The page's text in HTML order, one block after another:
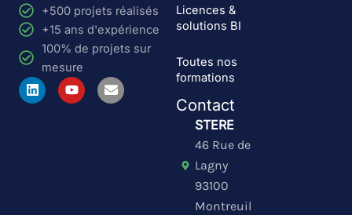
+500 projets réalisés
+15 ans d'expérience
100% de projets sur
mesure
L
i
n
Y
o
u
E
n
v
Licences &
solutions BI
Toutes nos
formations
Contact
STERE
46 Rue de
Lagny
93100
Montreuil